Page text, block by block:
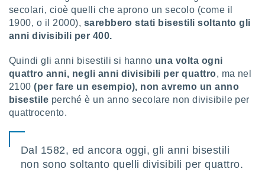
secolari, cioè quelli che aprono un secolo (come il
1900, o il 2000), sarebbero stati bisestili soltanto gli
anni divisibili per 400.
Quindi gli anni bisestili si hanno una volta ogni
quattro anni, negli anni divisibili per quattro, ma nel
2100(per fare un esempio), non avremo un anno
bisestile perché è un anno secolare non divisibile per
quattrocento.
Dal 1582, ed ancora oggi, gli anni bisestili
non sono soltanto quelli divisibili per quattro.